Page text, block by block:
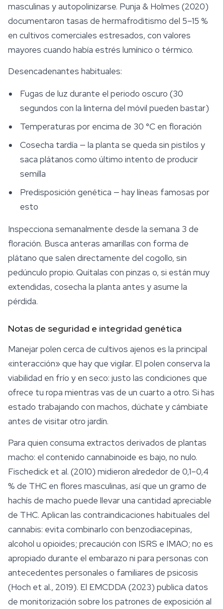
masculinas y autopolinizarse. Punja & Holmes (2020)
documentaron tasas de hermafroditismo del 5–15 %
en cultivos comerciales estresados, con valores
mayores cuando había estrés lumínico o térmico.
Desencadenantes habituales:
Fugas de luz durante el periodo oscuro (30
segundos con la linterna del móvil pueden bastar)
Temperaturas por encima de 30 °C en floración
Cosecha tardía — la planta se queda sin pistilos y
saca plátanos como último intento de producir
semilla
Predisposición genética — hay líneas famosas por
esto
Inspecciona semanalmente desde la semana 3 de
floración. Busca anteras amarillas con forma de
plátano que salen directamente del cogollo, sin
pedúnculo propio. Quítalas con pinzas o, si están muy
extendidas, cosecha la planta antes y asume la
pérdida.
Notas de seguridad e integridad genética
Manejar polen cerca de cultivos ajenos es la principal
«interacción» que hay que vigilar. El polen conserva la
viabilidad en frío y en seco: justo las condiciones que
ofrece tu ropa mientras vas de un cuarto a otro. Si has
estado trabajando con machos, dúchate y cámbiate
antes de visitar otro jardín.
Para quien consuma extractos derivados de plantas
macho: el contenido cannabinoide es bajo, no nulo.
Fischedick et al. (2010) midieron alrededor de 0,1–0,4
% de THC en flores masculinas, así que un gramo de
hachís de macho puede llevar una cantidad apreciable
de THC. Aplican las contraindicaciones habituales del
cannabis: evita combinarlo con benzodiacepinas,
alcohol u opioides; precaución con ISRS e IMAO; no es
apropiado durante el embarazo ni para personas con
antecedentes personales o familiares de psicosis
(Hoch et al., 2019). El EMCDDA (2023) publica datos
de monitorización sobre los patrones de exposición al